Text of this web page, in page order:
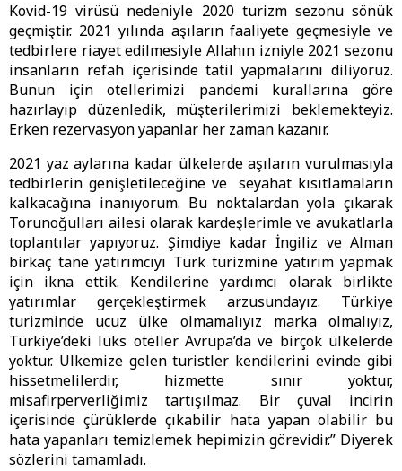
Kovid-19 virüsü nedeniyle 2020 turizm sezonu sönük
geçmiştir. 2021 yılında aşıların faaliyete geçmesiyle ve
tedbirlere riayet edilmesiyle Allahın izniyle 2021 sezonu
insanların refah içerisinde tatil yapmalarını diliyoruz.
Bunun için otellerimizi pandemi kurallarına göre
hazırlayıp düzenledik, müşterilerimizi beklemekteyiz.
Erken rezervasyon yapanlar her zaman kazanır.
2021 yaz aylarına kadar ülkelerde aşıların vurulmasıyla
tedbirlerin genişletileceğine ve seyahat kısıtlamaların
kalkacağına inanıyorum. Bu noktalardan yola çıkarak
Torunoğulları ailesi olarak kardeşlerimle ve avukatlarla
toplantılar yapıyoruz. Şimdiye kadar İngiliz ve Alman
birkaç tane yatırımcıyı Türk turizmine yatırım yapmak
için ikna ettik. Kendilerine yardımcı olarak birlikte
yatırımlar gerçekleştirmek arzusundayız. Türkiye
turizminde ucuz ülke olmamalıyız marka olmalıyız,
Türkiye’deki lüks oteller Avrupa’da ve birçok ülkelerde
yoktur. Ülkemize gelen turistler kendilerini evinde gibi
hissetmelilerdir, hizmette sınır yoktur,
misafirperverliğimiz tartışılmaz. Bir çuval incirin
içerisinde çürüklerde çıkabilir hata yapan olabilir bu
hata yapanları temizlemek hepimizin görevidir.” Diyerek
sözlerini tamamladı.